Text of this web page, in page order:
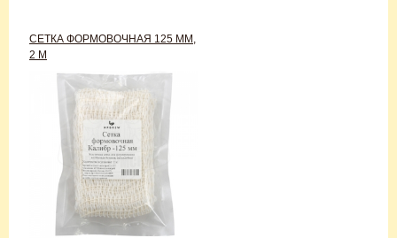
СЕТКА ФОРМОВОЧНАЯ 125 ММ,
2 М